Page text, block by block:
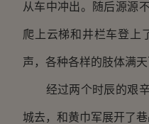
从车中冲出。随后源源
爬上云梯和井栏车登上
声，各种各样的肢体满
经过两个时辰的艰辛
城去，和黄巾军展开了巷